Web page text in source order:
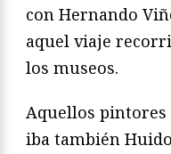
con Hernando
aquel viaje
los museos.
Aquellos pintores
iba también